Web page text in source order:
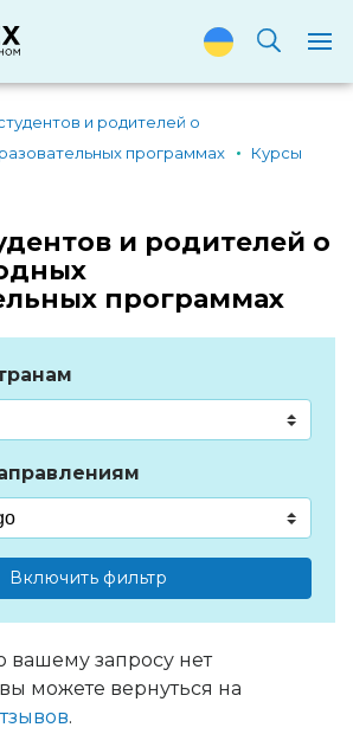
и родителей о
программах
Курсы
и родителей о
программах
Включить фильтр
вашему запросу нет
можете вернуться на
.